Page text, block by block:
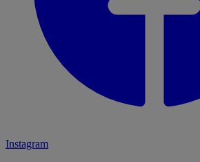
Instagram